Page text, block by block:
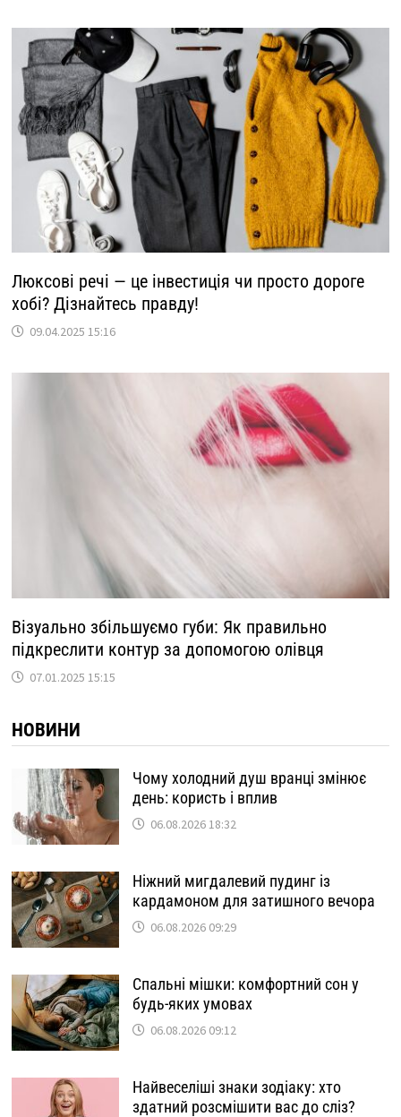
Люксові речі — це інвестиція чи просто дороге
хобі? Дізнайтесь правду!
09.04.2025 15:16
Візуально збільшуємо губи: Як правильно
підкреслити контур за допомогою олівця
07.01.2025 15:15
НОВИНИ
Чому холодний душ вранці змінює
день: користь і вплив
06.08.2026 18:32
Ніжний мигдалевий пудинг із
кардамоном для затишного вечора
06.08.2026 09:29
Спальні мішки: комфортний сон у
будь-яких умовах
06.08.2026 09:12
Найвеселіші знаки зодіаку: хто
здатний розсмішити вас до сліз?